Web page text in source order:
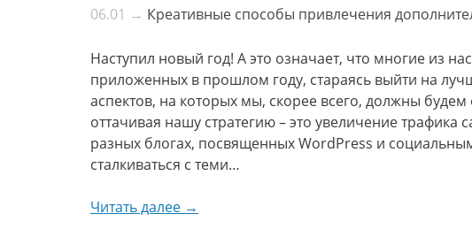
06.01 → Креативные способы привлечения
Наступил новый год! А это означает, что многие из
приложенных в прошлом году, стараясь выйти на
аспектов, на которых мы, скорее всего, должны
оттачивая нашу стратегию – это увеличение трафика
разных блогах, посвященных WordPress и
сталкиваться с теми…
Читать далее →